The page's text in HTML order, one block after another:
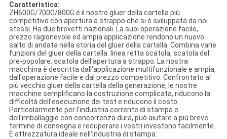
Caratteristica:
ZH600G/700G/800G è il nostro gluer della cartella più
competitivo con apertura a strappo che si è sviluppata da noi
stessi. Ha due brevetti nazionali. La suoi operazione facile,
prezzo ragionevole ed ampia applicazione rendono un nuovo
salto di andata nella storia del gluer della cartella. Combina varie
funzioni del gluer della cartella: linea retta scatola, scatola del
pre-popolare, scatola dell'apertura a strappo. La nostra
macchina è descritta dall'applicazione multifunzionale e ampia,
dall'operazione facile e dal prezzo competitivo. Confrontato al
più vecchio gluer della cartella della generazione, le nostre
macchine semplificano la costruzione complicata, riducono la
difficoltà dell'esecuzione dei test e riducono il costo.
Particolarmente per l'industria corrente di stampa e
dell'imballaggio con concorrenza dura, può aiutare a più breve
termine di consegna e recuperare i vostri investono facilmente.
È attrezzatura ideale nell'industria di stampa.